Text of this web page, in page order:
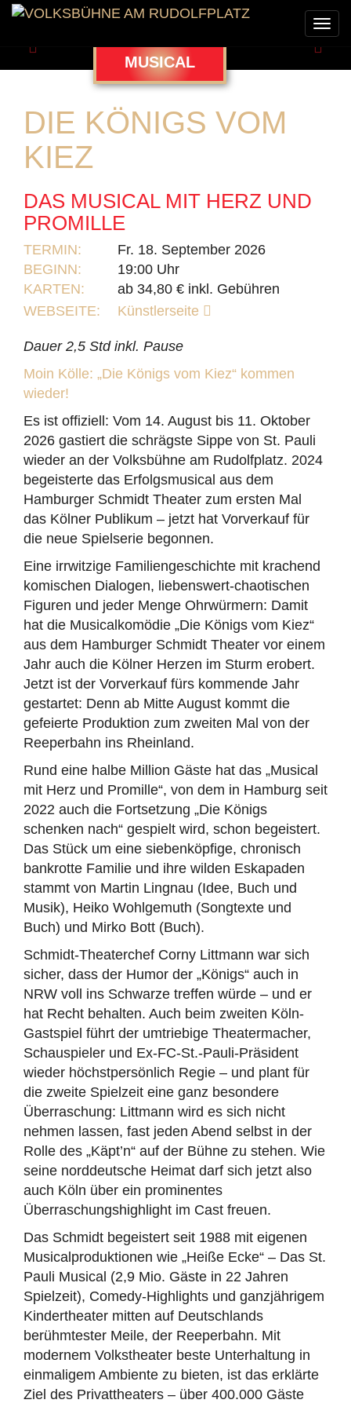
Zurück MUSICAL
DIE KÖNIGS VOM
KIEZ
DAS MUSICAL MIT HERZ UND
PROMILLE
TERMIN:
Fr. 18. September 2026
BEGINN:
19:00 Uhr
KARTEN:
ab 34,80 € inkl. Gebühren
WEBSEITE:
Künstlerseite
Dauer 2,5 Std inkl. Pause
Moin Kölle: „Die Königs vom Kiez“ kommen
wieder!
Es ist offiziell: Vom 14. August bis 11. Oktober
2026 gastiert die schrägste Sippe von St. Pauli
wieder an der Volksbühne am Rudolfplatz. 2024
begeisterte das Erfolgsmusical aus dem
Hamburger Schmidt Theater zum ersten Mal
das Kölner Publikum – jetzt hat Vorverkauf für
die neue Spielserie begonnen.
Eine irrwitzige Familiengeschichte mit krachend
komischen Dialogen, liebenswert-chaotischen
Figuren und jeder Menge Ohrwürmern: Damit
hat die Musicalkomödie „Die Königs vom Kiez“
aus dem Hamburger Schmidt Theater vor einem
Jahr auch die Kölner Herzen im Sturm erobert.
Jetzt ist der Vorverkauf fürs kommende Jahr
gestartet: Denn ab Mitte August kommt die
gefeierte Produktion zum zweiten Mal von der
Reeperbahn ins Rheinland.
Rund eine halbe Million Gäste hat das „Musical
mit Herz und Promille“, von dem in Hamburg seit
2022 auch die Fortsetzung „Die Königs
schenken nach“ gespielt wird, schon begeistert.
Das Stück um eine siebenköpfige, chronisch
bankrotte Familie und ihre wilden Eskapaden
stammt von Martin Lingnau (Idee, Buch und
Musik), Heiko Wohlgemuth (Songtexte und
Buch) und Mirko Bott (Buch).
Schmidt-Theaterchef Corny Littmann war sich
sicher, dass der Humor der „Königs“ auch in
NRW voll ins Schwarze treffen würde – und er
hat Recht behalten. Auch beim zweiten Köln-
Gastspiel führt der umtriebige Theatermacher,
Schauspieler und Ex-FC-St.-Pauli-Präsident
wieder höchstpersönlich Regie – und plant für
die zweite Spielzeit eine ganz besondere
Überraschung: Littmann wird es sich nicht
nehmen lassen, fast jeden Abend selbst in der
Rolle des „Käpt’n“ auf der Bühne zu stehen. Wie
seine norddeutsche Heimat darf sich jetzt also
auch Köln über ein prominentes
Überraschungshighlight im Cast freuen.
Das Schmidt begeistert seit 1988 mit eigenen
Musicalproduktionen wie „Heiße Ecke“ – Das St.
Pauli Musical (2,9 Mio. Gäste in 22 Jahren
Spielzeit), Comedy-Highlights und ganzjährigem
Kindertheater mitten auf Deutschlands
berühmtester Meile, der Reeperbahn. Mit
modernem Volkstheater beste Unterhaltung in
einmaligem Ambiente zu bieten, ist das erklärte
Ziel des Privattheaters – über 400.000 Gäste